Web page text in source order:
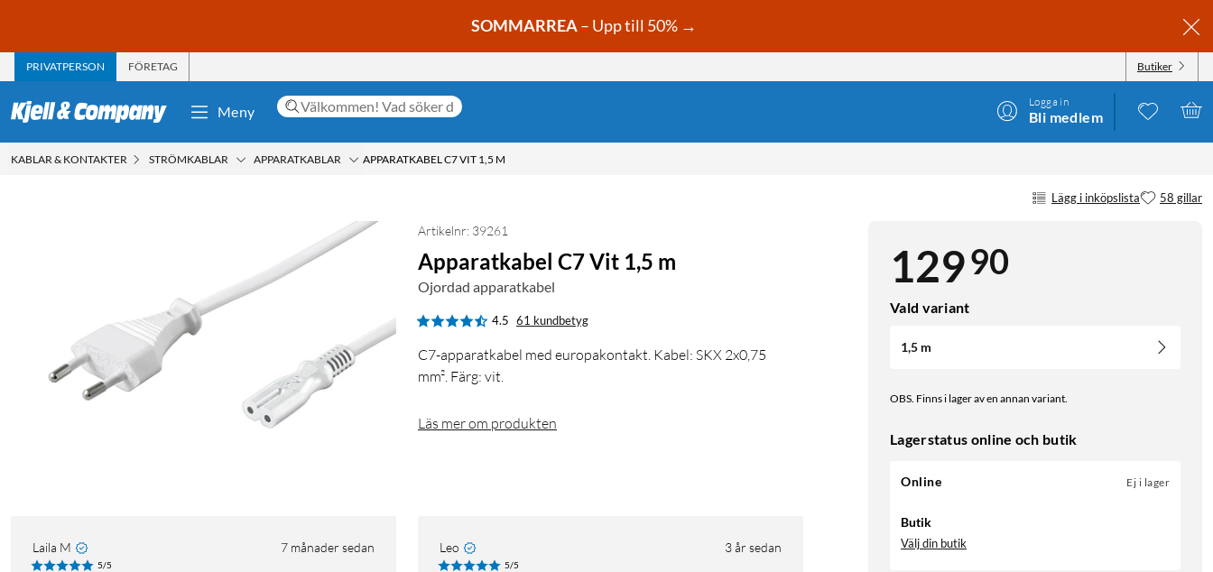
SOMMARREA– Upp till 50% →
PRIVATPERSON FÖRETAG Butiker
Meny
Logga in
Bli medlem
KABLAR & KONTAKTER STRÖMKABLAR APPARATKABLAR APPARATKABEL C7 VIT 1,5 M
Lägg i inköpslista 58 gillar
12990
Vald variant
1,5 m
OBS. Finns i lager av en annan variant.
Lagerstatus online och butik
Online Ej i lager
Butik
Välj din butik
Artikelnr: 39261
Apparatkabel C7 Vit 1,5 m
Ojordad apparatkabel
4.5 61 kundbetyg
C7-apparatkabel med europakontakt. Kabel: SKX 2x0,75
mm². Färg: vit.
Läs mer om produkten
Laila M 7 månader sedan
5/5
Leo 3 år sedan
5/5